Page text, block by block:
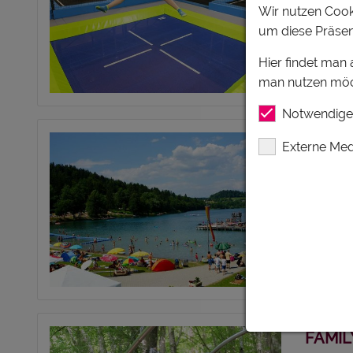
Spaß,
jeder
Wir nutzen
um diese
Hier findet man
man nutzen
Externe